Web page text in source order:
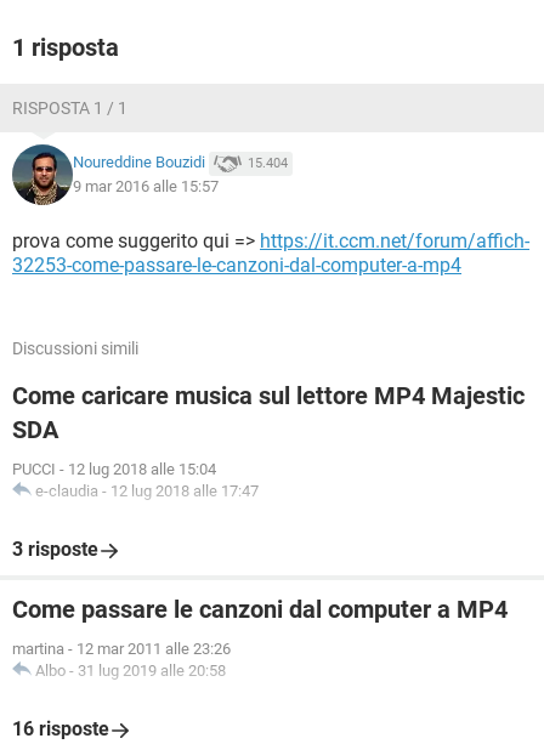
1 risposta
RISPOSTA 1 / 1
Noureddine Bouzidi 15.404
9 mar 2016 alle 15:57
prova come suggerito qui => https://it.ccm.net/forum/affich-
32253-come-passare-le-canzoni-dal-computer-a-mp4
Discussioni simili
Come caricare musica sul lettore MP4 Majestic
SDA
PUCCI - 12 lug 2018 alle 15:04
e-claudia - 12 lug 2018 alle 17:47
3 risposte
Come passare le canzoni dal computer a MP4
martina - 12 mar 2011 alle 23:26
Albo - 31 lug 2019 alle 20:58
16 risposte